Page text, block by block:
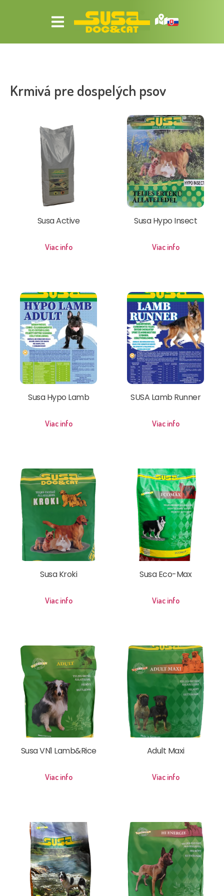
Krmivá pre dospelých psov
Susa Active
Viac info
Susa Hypo Insect
Viac info
Susa Hypo Lamb
Viac info
SUSA Lamb Runner
Viac info
Susa Kroki
Viac info
Susa Eco-Max
Viac info
Susa VN1 Lamb&Rice
Viac info
Adult Maxi
Viac info